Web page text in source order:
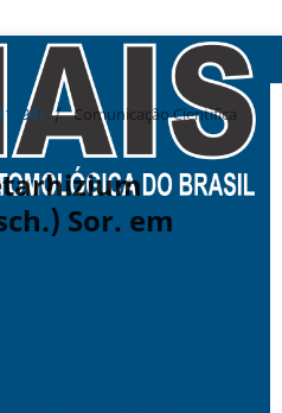
/ Comunicação Cientifica
Sor. em